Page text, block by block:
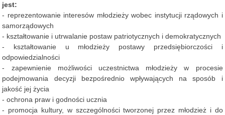
jest:
- reprezentowanie interesów młodzieży wobec instytucji rządowych i
samorządowych
- kształtowanie i utrwalanie postaw patriotycznych i demokratycznych
- kształtowanie u młodzieży postawy przedsiębiorczości i
odpowiedzialności
- zapewnienie możliwości uczestnictwa młodzieży w procesie
podejmowania decyzji bezpośrednio wpływających na sposób i
jakość jej życia
- ochrona praw i godności ucznia
- promocja kultury, w szczególności tworzonej przez młodzież i do